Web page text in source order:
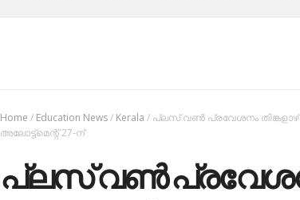
Home / Education News/ Kerala / പ്ലസ് വണ്‍ പ്രവേശനം
അലോട്ട്‌മെന്റ് 27-ന്
പ്ലസ് വണ്‍